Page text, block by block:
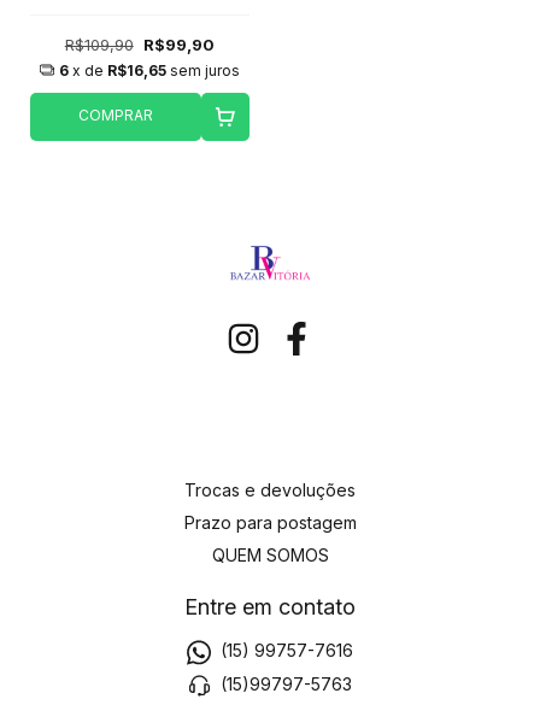
R$109,90 R$99,90
6 x de R$16,65 sem juros
COMPRAR
Trocas e devoluções
Prazo para postagem
QUEM SOMOS
Entre em contato
(15) 99757-7616
(15)99797-5763